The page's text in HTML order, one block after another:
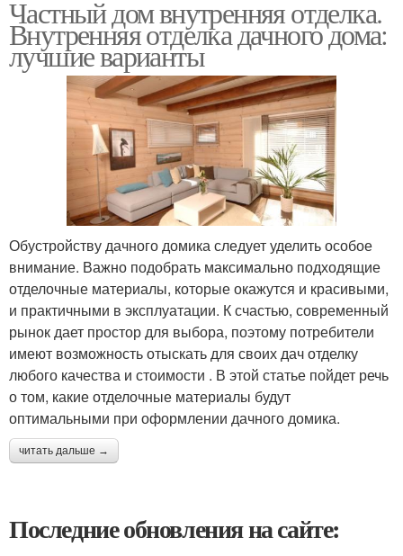
Частный дом внутренняя отделка.
Внутренняя отделка дачного дома:
лучшие варианты
Обустройству дачного домика следует уделить особое
внимание. Важно подобрать максимально подходящие
отделочные материалы, которые окажутся и красивыми,
и практичными в эксплуатации. К счастью, современный
рынок дает простор для выбора, поэтому потребители
имеют возможность отыскать для своих дач отделку
любого качества и стоимости . В этой статье пойдет речь
о том, какие отделочные материалы будут
оптимальными при оформлении дачного домика.
читать дальше →
Последние обновления на сайте: